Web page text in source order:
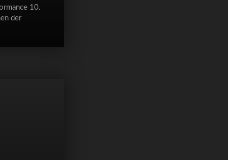
10.
der